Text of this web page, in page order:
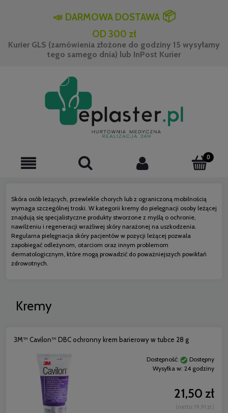
📣 DARMOWA DOSTAWA📦
OD 300 zł
Kurier GLS (zamówienia złożone do godziny 15 wysyłamy
tego samego dnia) lub InPost Kurier
Skóra osób leżących, przewlekle chorych lub z ograniczoną mobilnością
wymaga szczególnej troski. W kategorii kremy do pielęgnacji osoby leżącej
znajdują się specjalistyczne produkty stworzone z myślą o ochronie,
nawilżeniu i regeneracji wrażliwej skóry narażonej na uszkodzenia.
Regularna pielęgnacja skóry pacjentów w pozycji leżącej pozwala
zapobiegać odleżynom, otarciom oraz innym problemom
dermatologicznym, które mogą prowadzić do poważniejszych powikłań
zdrowotnych.
Kremy
3M™ Cavilon™ DBC ochronny krem barierowy w tubce 28 g
Dostępność:
Dostępny
Wysyłka w: 24 godziny
21,50 zł
(netto: 19,91 zł )